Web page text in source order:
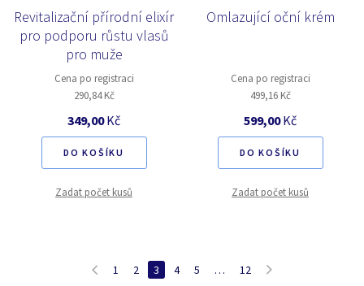
Revitalizační přírodní elixír
pro podporu růstu vlasů
pro muže
Cena po registraci
290,84 Kč
349,00Kč
DO KOŠÍKU
Zadat počet kusů
Omlazující oční krém
Cena po registraci
499,16 Kč
599,00Kč
DO KOŠÍKU
Zadat počet kusů
1 2 3 4 5 … 12